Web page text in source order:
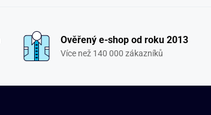
Ověřený e-shop od roku 2013
Více než 140 000 zákazníků